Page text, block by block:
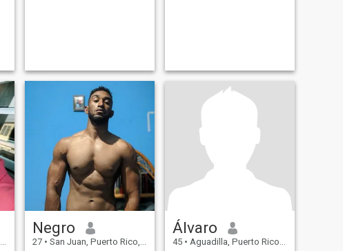
Negro
27 • San Juan, Puerto Rico, Puerto Rico
Álvaro
45 • Aguadilla, Puerto Rico, Puerto Rico